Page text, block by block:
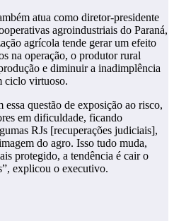
atua como diretor-presidente
agroindustriais do Paraná,
agrícola tende gerar um efeito
na operação, o produtor rural
e diminuir a inadimplência
ciclo virtuoso.
questão de exposição ao risco,
em dificuldade, ficando
RJs [recuperações judiciais],
do agro. Isso tudo muda,
protegido, a tendência é cair o
explicou o executivo.